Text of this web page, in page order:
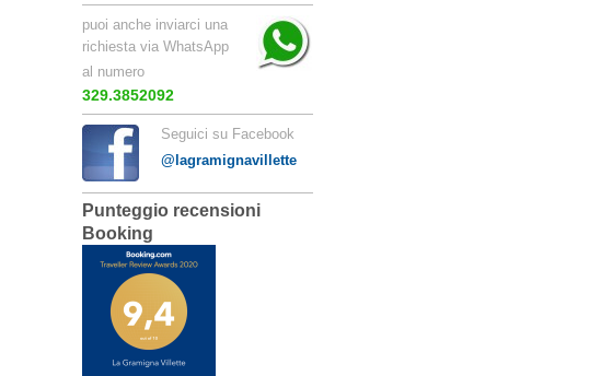
puoi anche inviarci una
richiesta via WhatsApp
al numero
329.3852092
Seguici su Facebook
@lagramignavillette
Punteggio recensioni
Booking